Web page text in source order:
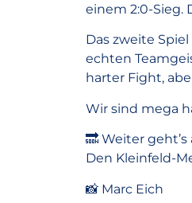
einem 2:0-Sieg.
Das zweite
echten
harter Fight,
Wir sind mega
🔜 Weiter
Den Kleinfeld-
📸 Marc Eich